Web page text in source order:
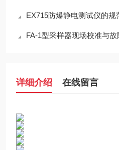
EX715防爆静电测试仪的
FA-1型采样器现场校准与
详细介绍 在线留言